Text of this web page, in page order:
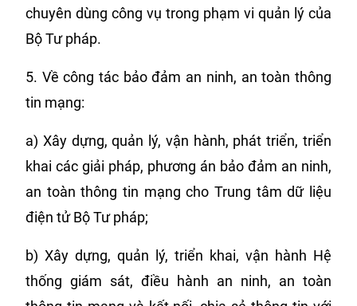
chuyên dùng công vụ trong phạm vi quản lý của
Bộ Tư pháp.
5. Về công tác bảo đảm an ninh, an toàn thông
tin mạng:
a) Xây dựng, quản lý, vận hành, phát triển, triển
khai các giải pháp, phương án bảo đảm an ninh,
an toàn thông tin mạng cho Trung tâm dữ liệu
điện tử Bộ Tư pháp;
b) Xây dựng, quản lý, triển khai, vận hành Hệ
thống giám sát, điều hành an ninh, an toàn